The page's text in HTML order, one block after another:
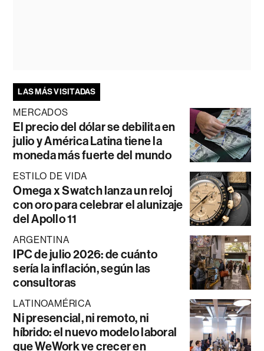
LAS MÁS VISITADAS
MERCADOS
El precio del dólar se debilita en
julio y América Latina tiene la
moneda más fuerte del mundo
ESTILO DE VIDA
Omega x Swatch lanza un reloj
con oro para celebrar el alunizaje
del Apollo 11
ARGENTINA
IPC de julio 2026: de cuánto
sería la inflación, según las
consultoras
LATINOAMÉRICA
Ni presencial, ni remoto, ni
híbrido: el nuevo modelo laboral
que WeWork ve crecer en